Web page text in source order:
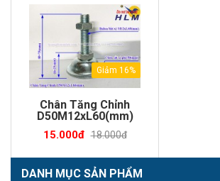
Giảm 16%
Chân Tăng Chỉnh
D50M12xL60(mm)
15.000đ 18.000đ
DANH MỤC SẢN PHẨM